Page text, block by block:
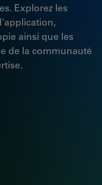
Explorez les
ainsi que les
de la communauté